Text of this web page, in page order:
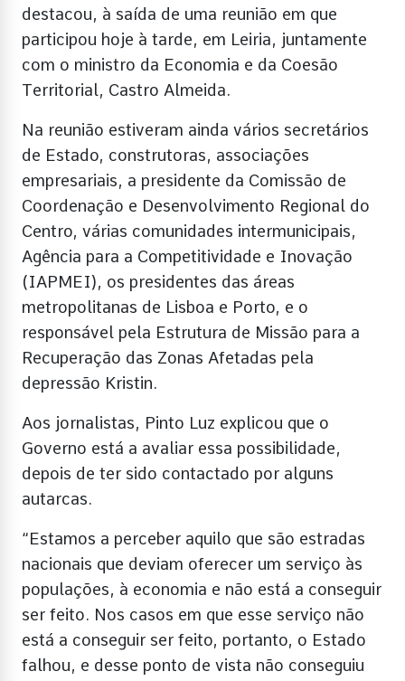
destacou, à saída de uma reunião em que
participou hoje à tarde, em Leiria, juntamente
com o ministro da Economia e da Coesão
Territorial, Castro Almeida.
Na reunião estiveram ainda vários secretários
de Estado, construtoras, associações
empresariais, a presidente da Comissão de
Coordenação e Desenvolvimento Regional do
Centro, várias comunidades intermunicipais,
Agência para a Competitividade e Inovação
(IAPMEI), os presidentes das áreas
metropolitanas de Lisboa e Porto, e o
responsável pela Estrutura de Missão para a
Recuperação das Zonas Afetadas pela
depressão Kristin.
Aos jornalistas, Pinto Luz explicou que o
Governo está a avaliar essa possibilidade,
depois de ter sido contactado por alguns
autarcas.
“Estamos a perceber aquilo que são estradas
nacionais que deviam oferecer um serviço às
populações, à economia e não está a conseguir
ser feito. Nos casos em que esse serviço não
está a conseguir ser feito, portanto, o Estado
falhou, e desse ponto de vista não conseguiu